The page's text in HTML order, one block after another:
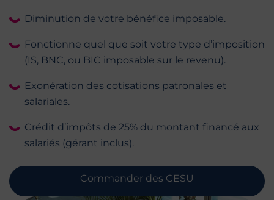
Diminution de votre bénéfice imposable.
Fonctionne quel que soit votre type d’imposition
(IS, BNC, ou BIC imposable sur le revenu).
Exonération des cotisations patronales et
salariales.
Crédit d’impôts de 25% du montant financé aux
salariés (gérant inclus).
Commander des CESU